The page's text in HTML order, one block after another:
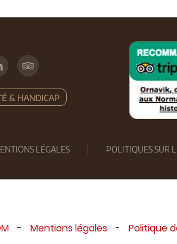
LÉGALES POLITIQUES SUR
- Mentions légales - Politique